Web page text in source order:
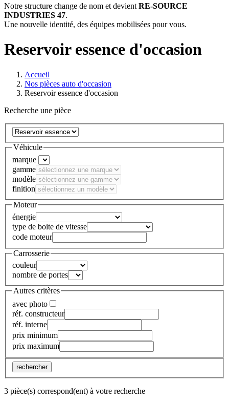
Notre structure change de nom et devient RE-SOURCE
INDUSTRIES 47.
Une nouvelle identité, des équipes mobilisées pour vous.
Reservoir essence d'occasion
Accueil
Nos pièces auto d'occasion
Reservoir essence d'occasion
Recherche une pièce
Véhicule
marque
gamme
modèle
finition
Moteur
énergie
type de boite de vitesse
code moteur
Carrosserie
couleur
nombre de portes
Autres critères
avec photo
réf. constructeur
réf. interne
prix minimum
prix maximum
rechercher
3 pièce(s) correspond(ent) à votre recherche